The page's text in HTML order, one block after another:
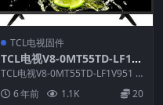
TCL电视固件
TCL电视V8-0MT55TD-LF1V
951版本强刷电视固件包下载
TCL电视V8-0MT55TD-LF1V951 R
OM说明： 适用机芯：0MT5...
6 年前 1.1K 20